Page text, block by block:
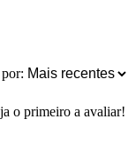
o primeiro a avaliar!